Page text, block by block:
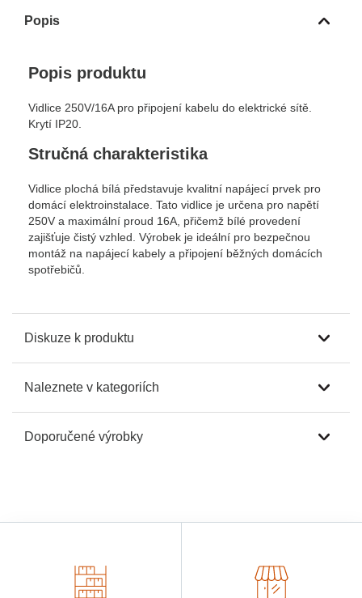
Popis
Popis produktu
Vidlice 250V/16A pro připojení kabelu do elektrické sítě.
Krytí IP20.
Stručná charakteristika
Vidlice plochá bílá představuje kvalitní napájecí prvek pro
domácí elektroinstalace. Tato vidlice je určena pro napětí
250V a maximální proud 16A, přičemž bílé provedení
zajišťuje čistý vzhled. Výrobek je ideální pro bezpečnou
montáž na napájecí kabely a připojení běžných domácích
spotřebičů.
Diskuze k produktu
Naleznete v kategoriích
Doporučené výrobky